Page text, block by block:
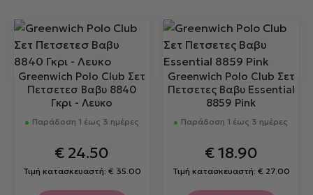
Greenwich Polo Club Σετ
Πετσετεσ Βαβυ 8840
Γκρι - Λευκο
Παράδοση 1 έως 3 ημέρες
€ 24.50
Τιμή κατασκευαστή: € 35.00
Greenwich Polo Club Σετ
Πετσετες Βαβυ Essential
8859 Pink
Παράδοση 1 έως 3 ημέρες
€18.90
Τιμή κατασκευαστή: € 27.00